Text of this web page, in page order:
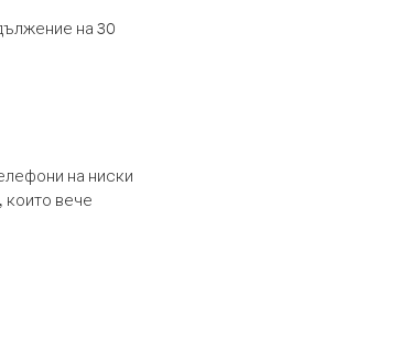
на 30
на ниски
които вече